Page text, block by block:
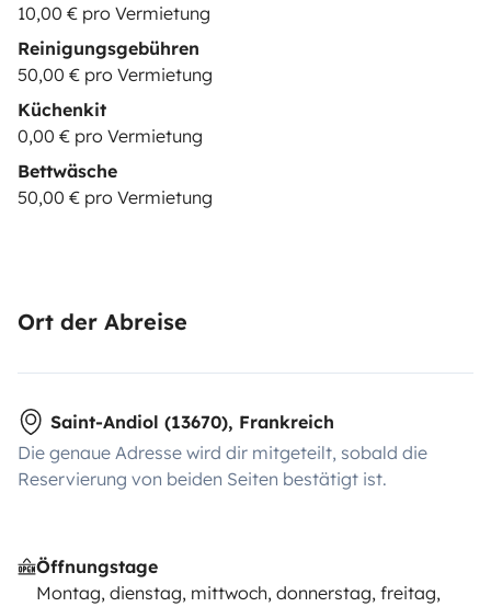
10,00 € pro Vermietung
Reinigungsgebühren
50,00 € pro Vermietung
Küchenkit
0,00 € pro Vermietung
Bettwäsche
50,00 € pro Vermietung
Ort der Abreise
Saint-Andiol (13670), Frankreich
Die genaue Adresse wird dir mitgeteilt, sobald die
Reservierung von beiden Seiten bestätigt ist.
Öffnungstage
Montag, dienstag, mittwoch, donnerstag, freitag,